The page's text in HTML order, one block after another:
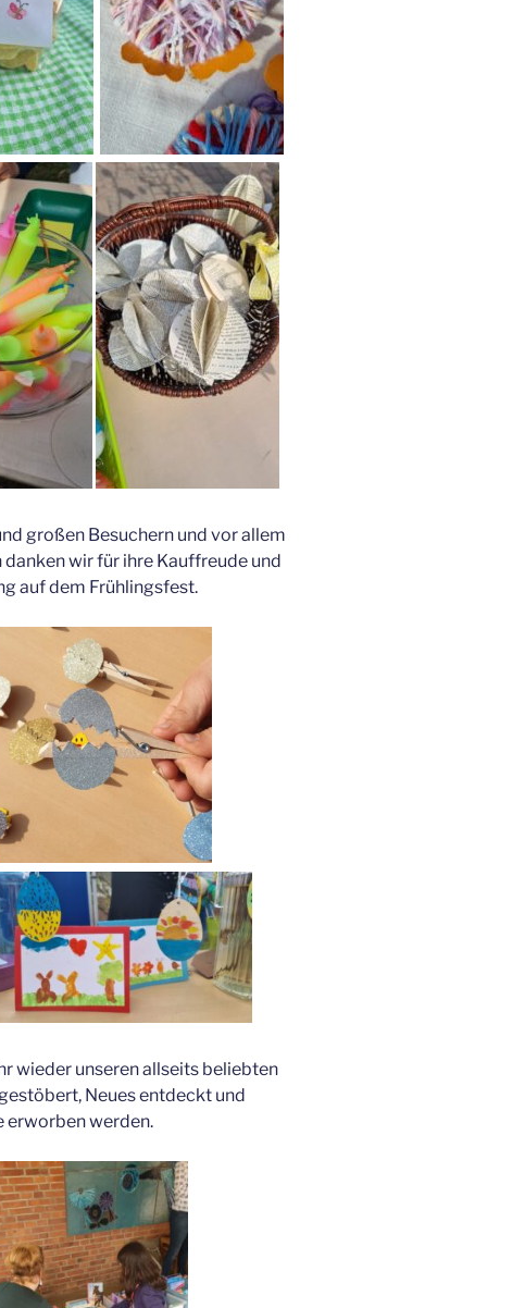
großen Besuchern und vor allem
wir für ihre Kauffreude und
auf dem Frühlingsfest.
wieder unseren allseits beliebten
Neues entdeckt und
erworben werden.